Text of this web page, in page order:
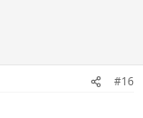
#16